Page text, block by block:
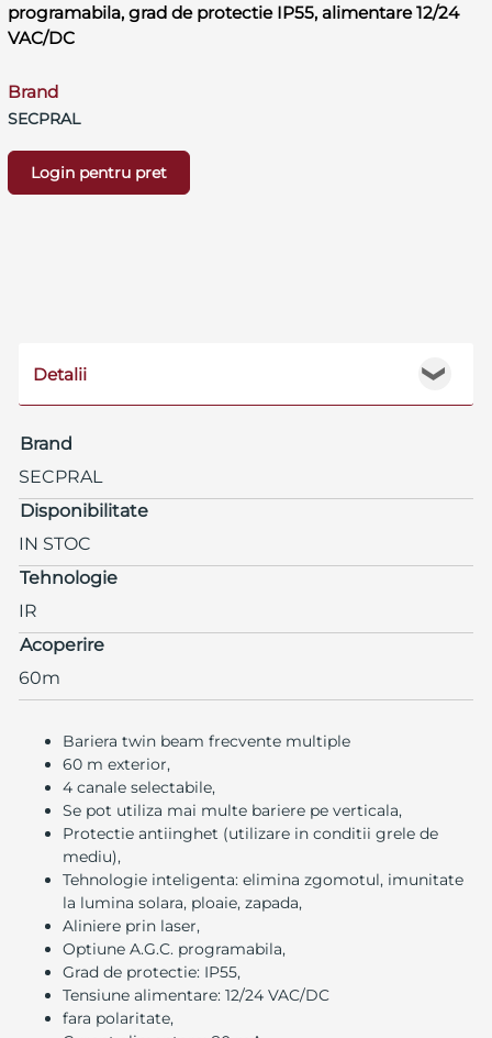
programabila, grad de protectie IP55, alimentare 12/24
VAC/DC
Brand
SECPRAL
Login pentru pret
❯
Detalii
Brand
SECPRAL
Disponibilitate
IN STOC
Tehnologie
IR
Acoperire
60m
Bariera twin beam frecvente multiple
60 m exterior,
4 canale selectabile,
Se pot utiliza mai multe bariere pe verticala,
Protectie antiinghet (utilizare in conditii grele de
mediu),
Tehnologie inteligenta: elimina zgomotul, imunitate
la lumina solara, ploaie, zapada,
Aliniere prin laser,
Optiune A.G.C. programabila,
Grad de protectie: IP55,
Tensiune alimentare: 12/24 VAC/DC
fara polaritate,